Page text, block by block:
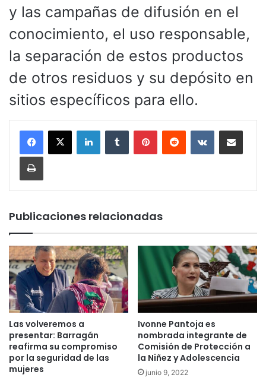
y las campañas de difusión en el
conocimiento, el uso responsable,
la separación de estos productos
de otros residuos y su depósito en
sitios específicos para ello.
LinkedInTumblr PinterestReddit VKontakteCompartir por
Imprimir
Publicaciones relacionadas
Las volveremos a
presentar: Barragán
reafirma su compromiso
por la seguridad de las
mujeres
Ivonne Pantoja es
nombrada integrante de
Comisión de Protección a
la Niñez y Adolescencia
junio 9, 2022